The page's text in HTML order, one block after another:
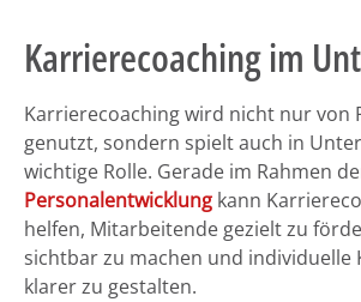
Karrierecoaching im
Karrierecoaching wird nicht nur von
genutzt, sondern spielt auch in
wichtige Rolle. Gerade im Rahmen
Personalentwicklung kann
helfen, Mitarbeitende gezielt zu
sichtbar zu machen und individuelle
klarer zu gestalten.